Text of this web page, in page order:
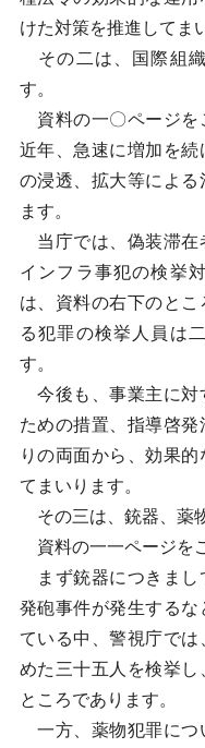
けた対策を推進してま
その二は、国際組
す。
資料の一〇ページを
近年、急速に増加を
の浸透、拡大等による
ます。
当庁では、偽装滞在
インフラ事犯の検挙
は、資料の右下のと
る犯罪の検挙人員は
す。
今後も、事業主に対
ための措置、指導啓
りの両面から、効果
てまいります。
その三は、銃器、薬
資料の一一ページを
まず銃器につきまし
発砲事件が発生する
ている中、警視庁で
めた三十五人を検挙
ところであります。
一方、薬物犯罪につ